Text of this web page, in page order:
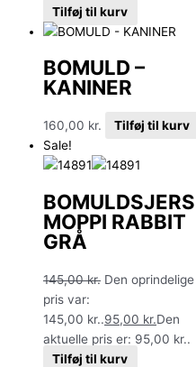
Tilføj til kurv
BOMULD –
KANINER
160,00 kr.
Tilføj til kurv
Sale!
MOPPI RABBIT
GRÅ
145,00kr. Den oprindelige
pris var:
145,00 kr..95,00 kr.Den
aktuelle pris er: 95,00 kr..
Tilføj til kurv